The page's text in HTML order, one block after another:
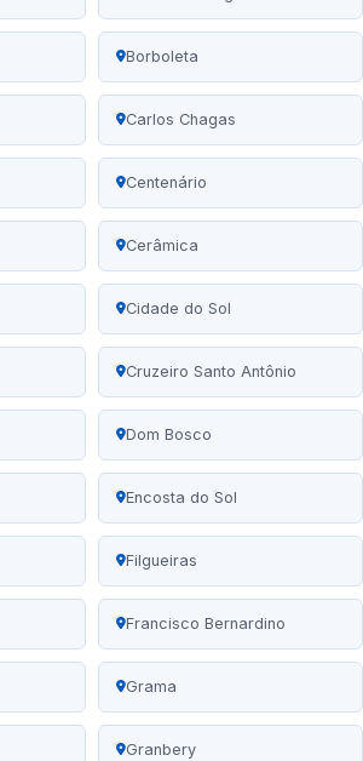
Borboleta
Carlos Chagas
Centenário
Cerâmica
Cidade do Sol
Cruzeiro Santo Antônio
Dom Bosco
Encosta do Sol
Filgueiras
Francisco Bernardino
Grama
Granbery